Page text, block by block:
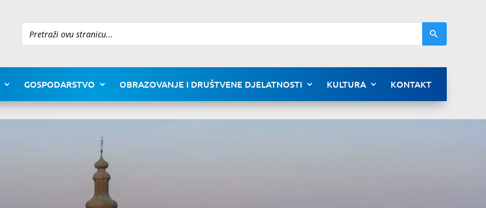
Pretraži
GOSPODARSTVO OBRAZOVANJE I DRUŠTVENE DJELATNOSTI KULTURA KONTAKT